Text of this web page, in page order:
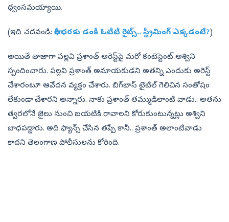
ధ్వంసమయ్యాయి. ‍
(ఇది చదవండి: భారీ ధరకు డంకీ ఓటీటీ రైట్స్.. స్ట్రీమింగ్ ఎక్కడంటే?)
అయితే తాజాగా పల్లవి ప్రశాంత్‌ అరెస్ట్‌పై మరో కంటెస్టెంట్ అశ్విని
స్పందించారు. పల్లవి ప్రశాంత్‌ అమాయకుడని అతన్ని ఎందుకు అరెస్ట్
చేశారంటూ ఆవేదన వ్యక్తం చేశారు. బిగ్‌బాస్‌ టైటిల్‌ గెలిచిన సంతోషం
లేకుండా చేశారని అన్నారు. నాకు ప్రశాంత్ తమ్ముడిలాంటి వాడు.. అతను
త్వరలోనే జైలు నుంచి బయటికి రావాలని కోరుకుంటున్నట్లు అశ్విని
బాధపడ్డారు. అది ఫ్యాన్స్ చేసిన తప్పే కానీ.. ప్రశాంత్ అలాంటివాడు
కాదని తెలంగాణ పోలీసులను కోరింది.